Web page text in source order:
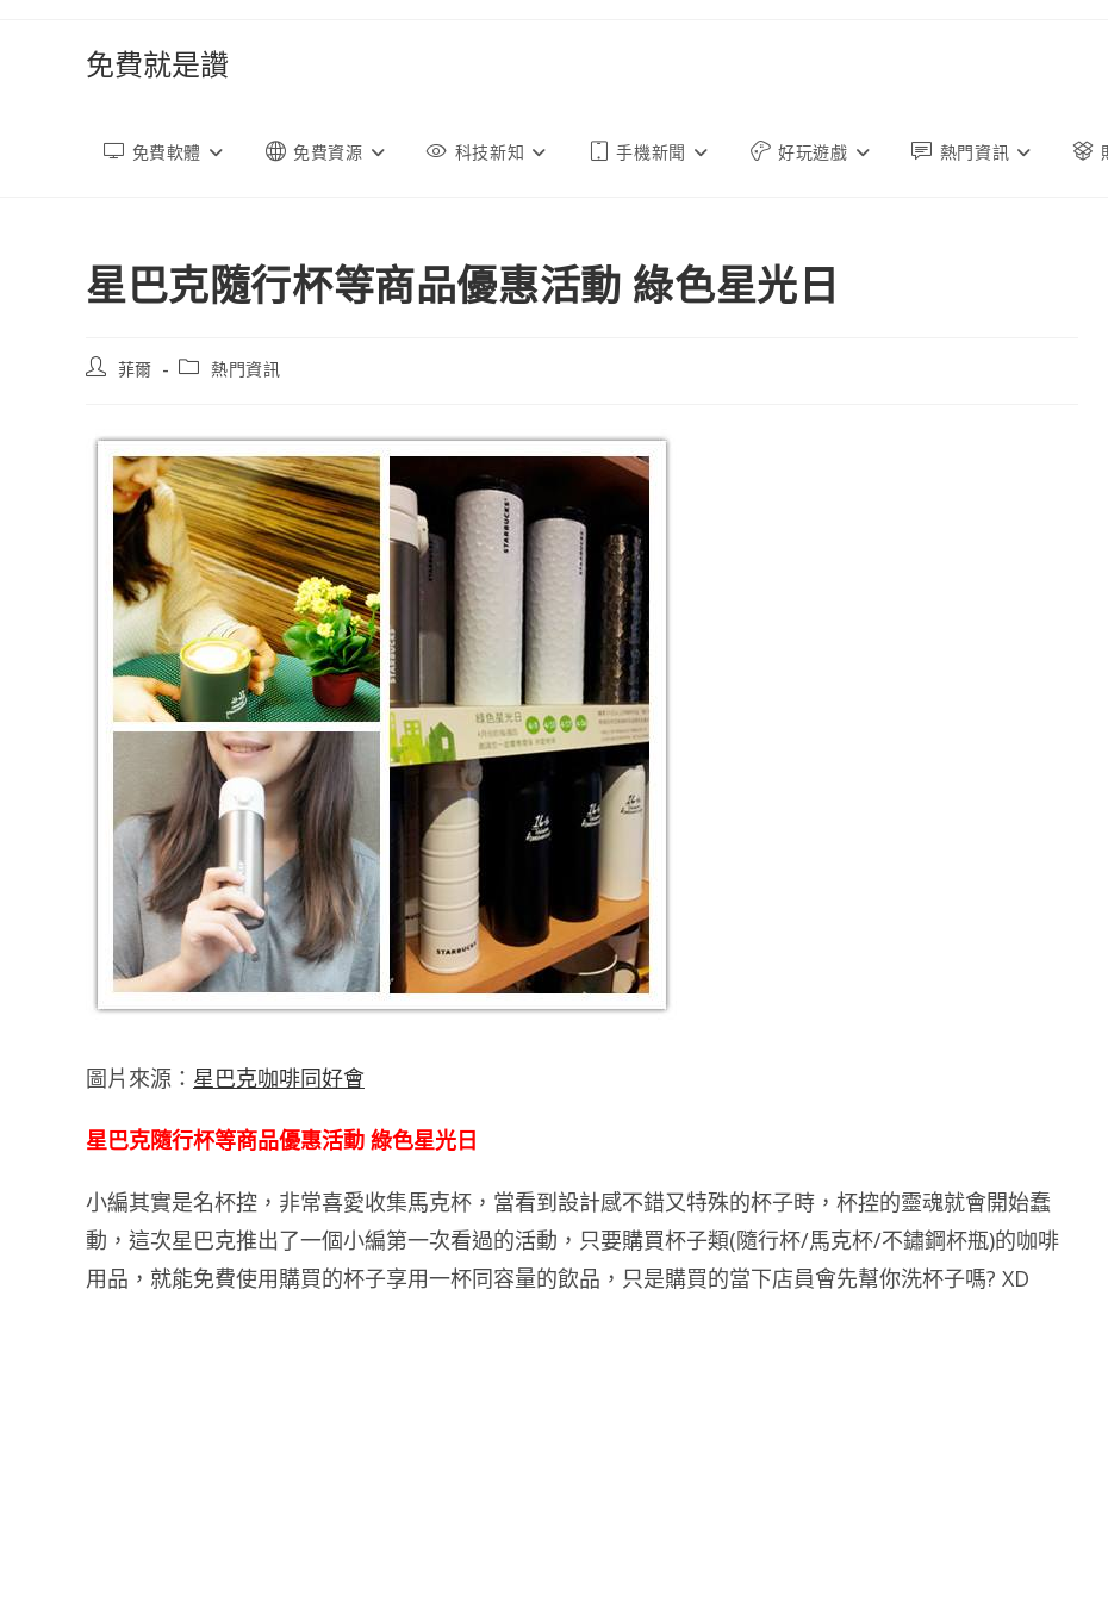
免費就是讚
免費軟體 免費資源 科技新知 手機新聞 好玩遊戲 熱門資訊
星巴克隨行杯等商品優惠活動 綠色星光日
文
者:
菲爾
文
別:
熱門資訊
圖片來源： 星巴克咖啡同好會
星巴克隨行杯等商品優惠活動 綠色星光日
小編其實是名杯控，非常喜愛收集馬克杯，當看到設計感不錯又特殊的杯子時，杯控的靈魂就會開始蠢
動，這次星巴克推出了一個小編第一次看過的活動，只要購買杯子類(隨行杯/馬克杯/不鏽鋼杯瓶)的咖啡
用品，就能免費使用購買的杯子享用一杯同容量的飲品，只是購買的當下店員會先幫你洗杯子嗎? XD